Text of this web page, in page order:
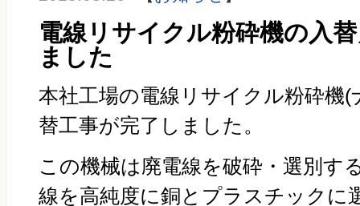
電線リサイクル粉砕機の入
ました
本社工場の電線リサイクル粉砕機
替工事が完了しました。
この機械は廃電線を破砕・選別す
線を高純度に銅とプラスチックに